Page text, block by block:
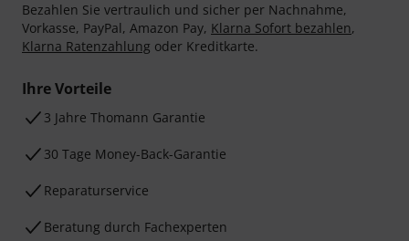
Bezahlen Sie vertraulich und sicher per Nachnahme,
Vorkasse, PayPal, Amazon Pay, Klarna Sofort bezahlen,
Klarna Ratenzahlung oder Kreditkarte.
Ihre Vorteile
3 Jahre Thomann Garantie
30 Tage Money-Back-Garantie
Reparaturservice
Beratung durch Fachexperten